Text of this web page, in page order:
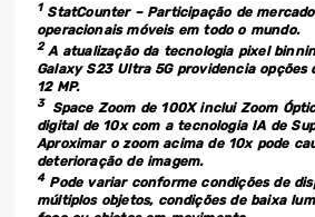
1StatCounter – Participação de
operacionais móveis em todo o mundo.
2A atualização da tecnologia pixel
Galaxy S23 Ultra 5G providencia opções
12 MP.
3 Space Zoom de 100X inclui Zoom
digital de 10x com a tecnologia IA de
Aproximar o zoom acima de 10x pode
deterioração de imagem.
4Pode variar conforme condições de
múltiplos objetos, condições de baixa